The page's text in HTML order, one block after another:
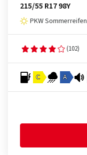
215/55 R17 98Y
PKW Sommerreifen
(102)
C A